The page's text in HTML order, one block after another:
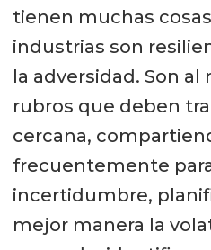
tienen muchas
industrias son
la adversidad. Son
rubros que deben
cercana,
frecuentemente
incertidumbre,
mejor manera la